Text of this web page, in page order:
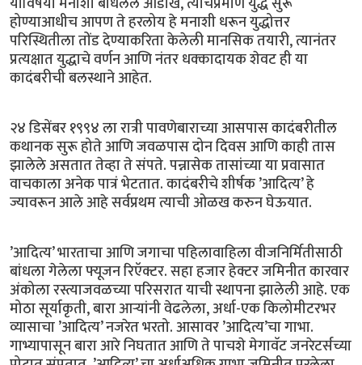
होण्याआधीच आपण ते हरलोय हे मनाशी धरून युद्धोत्तर
परिस्थितीला तोंड देण्याकरिता केलेली मानसिक तयारी, त्यानंतर
प्रत्यक्षात युद्धाचे वर्णन आणि नंतर धक्कादायक शेवट ही या
कादंबरीची बलस्थाने आहेत.
२४ डिसेंबर १९९४ ला रात्री पावणेबाराच्या आसपास कादंबरीतील
कथानक सुरू होते आणि जवळपास दोन दिवस आणि काही तास
झालेले असतात तेव्हा ते संपते. पन्नासेक तासांच्या या प्रवासात
वाचकाला अनेक पात्रं भेटतात. कादंबरीचे शीर्षक ’आदित्य’ हे
ज्यावरून आले आहे सर्वप्रथम त्याची ओळख करुन घेऊयात.
’आदित्य’ भारताचा आणि जगाचा पहिलावाहिला वीजनिर्मितीसाठी
बांधला गेलेला फ्यूजन रिऍक्टर. सहा हजार हेक्टर जमिनीत कारवार
अंकोला रस्त्याजवळच्या परिसरात याची स्थापना झालेली आहे. एक
मोठा सूर्याकृती, बारा आर्‍यांनी वेढलेला, अर्धा-एक किलोमीटरभर
व्यासाचा ’आदित्य’ नजरेत भरतो. आसावर ’आदित्य’चा गाभा.
गाभ्यापासून बारा आरे निघतात आणि ते पाचशे मेगावॅट जनरेटर्सच्या